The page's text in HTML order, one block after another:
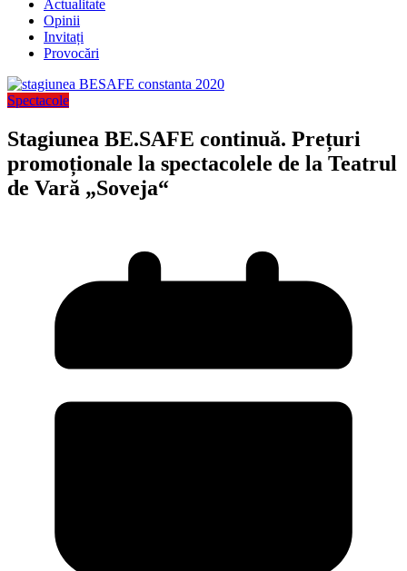
Actualitate
Opinii
Invitați
Provocări
Spectacole
Stagiunea BE.SAFE continuă. Prețuri
promoționale la spectacolele de la Teatrul
de Vară „Soveja“